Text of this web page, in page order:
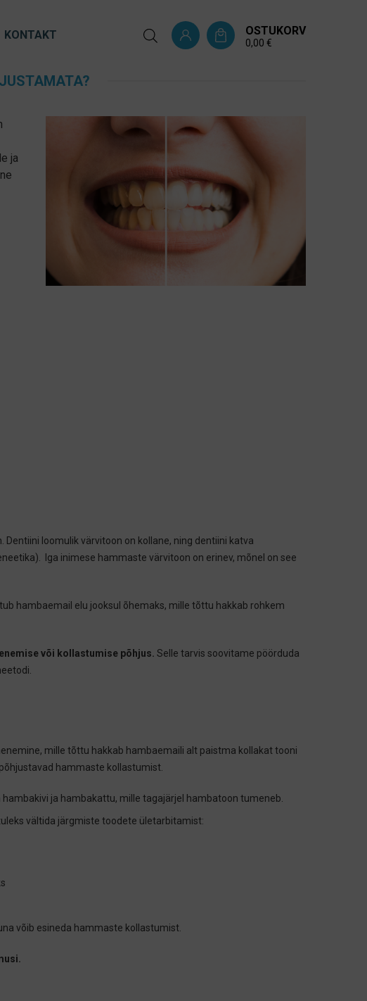
KONTAKT OSTUKORV
0,00 €
ja
loomulik värvitoon on kollane, ning dentiini katva
Iga inimese hammaste värvitoon on erinev, mõnel on see
hambaemail elu jooksul õhemaks, mille tõttu hakkab rohkem
või kollastumise põhjus. Selle tarvis soovitame pöörduda
mille tõttu hakkab hambaemaili alt paistma kollakat tooni
hammaste kollastumist.
ja hambakattu, mille tagajärjel hambatoon tumeneb.
vältida järgmiste toodete ületarbitamist:
võib esineda hammaste kollastumist.